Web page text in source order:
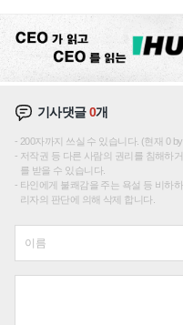
기사댓글0개
200자까지 쓰실 수 있습니다. (현재 0
저작권 등 다른 사람의 권리를 침해하
를 받을 수 있습니다.
타인에게 불쾌감을 주는 욕설 등 비하
리자의 판단에 의해 삭제 합니다.